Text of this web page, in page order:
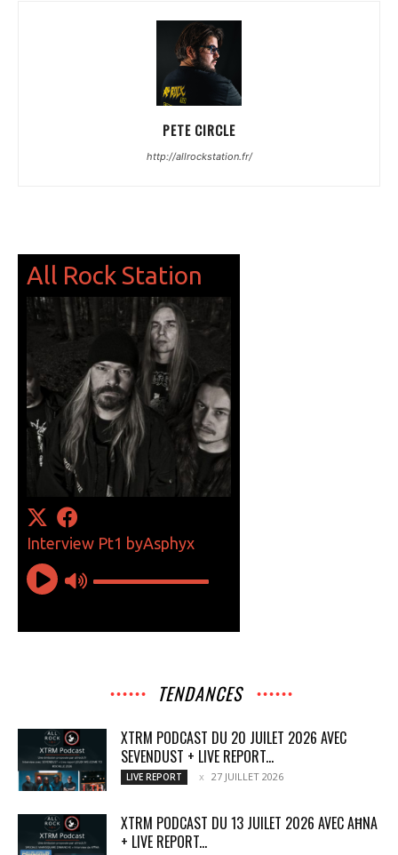
PETE CIRCLE
http://allrockstation.fr/
TENDANCES
XTRM PODCAST DU 20 JUILET 2026 AVEC
SEVENDUST + LIVE REPORT...
LIVE REPORT 27 JUILLET 2026
XTRM PODCAST DU 13 JUILET 2026 AVEC AĦNA
+ LIVE REPORT...